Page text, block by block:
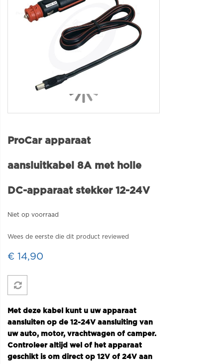
ProCar apparaat
aansluitkabel 8A met holle
DC-apparaat stekker 12-24V
Niet op voorraad
Wees de eerste die dit product reviewed
€ 14,90
Met deze kabel kunt u uw apparaat
aansluiten op de 12-24V aansluiting van
uw auto, motor, vrachtwagen of camper.
Controleer altijd wel of het apparaat
geschikt is om direct op 12V of 24V aan